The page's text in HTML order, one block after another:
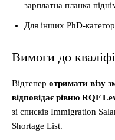
зарплатна планка
Для інших PhD-
Вимоги до
Відтепер отримати візу
відповідає рівню RQF
зі списків Immigration
Shortage List.